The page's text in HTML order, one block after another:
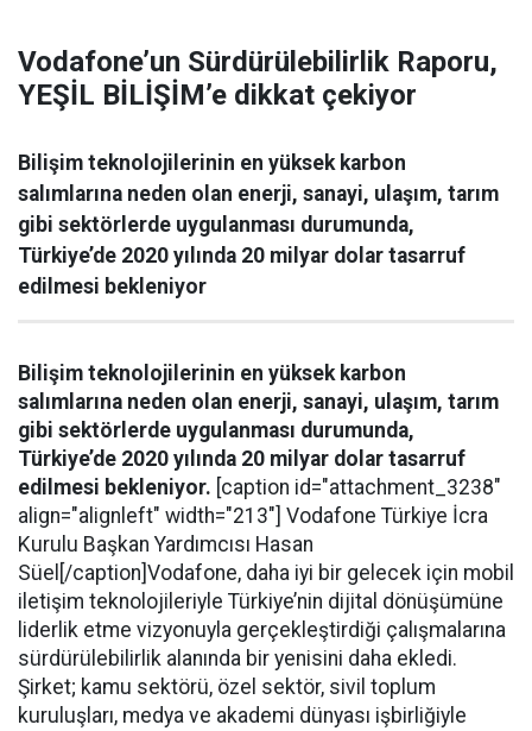
Vodafone’un Sürdürülebilirlik Raporu,
YEŞİL BİLİŞİM’e dikkat çekiyor
Bilişim teknolojilerinin en yüksek karbon
salımlarına neden olan enerji, sanayi, ulaşım, tarım
gibi sektörlerde uygulanması durumunda,
Türkiye’de 2020 yılında 20 milyar dolar tasarruf
edilmesi bekleniyor
Bilişim teknolojilerinin en yüksek karbon
salımlarına neden olan enerji, sanayi, ulaşım, tarım
gibi sektörlerde uygulanması durumunda,
Türkiye’de 2020 yılında 20 milyar dolar tasarruf
edilmesi bekleniyor. [caption id="attachment_3238"
align="alignleft" width="213"] Vodafone Türkiye İcra
Kurulu Başkan Yardımcısı Hasan
Süel[/caption]Vodafone, daha iyi bir gelecek için mobil
iletişim teknolojileriyle Türkiye’nin dijital dönüşümüne
liderlik etme vizyonuyla gerçekleştirdiği çalışmalarına
sürdürülebilirlik alanında bir yenisini daha ekledi.
Şirket; kamu sektörü, özel sektör, sivil toplum
kuruluşları, medya ve akademi dünyası işbirliğiyle